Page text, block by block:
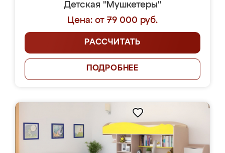
Детская "Мушкетеры"
Цена: от 79 000 руб.
РАССЧИТАТЬ
ПОДРОБНЕЕ